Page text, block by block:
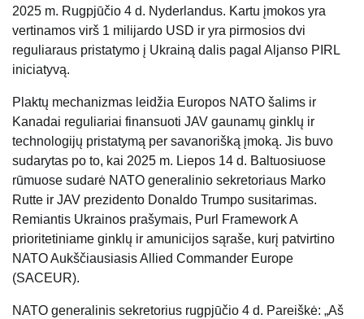
2025 m. Rugpjūčio 4 d. Nyderlandus. Kartu įmokos yra
vertinamos virš 1 milijardo USD ir yra pirmosios dvi
reguliaraus pristatymo į Ukrainą dalis pagal Aljanso PIRL
iniciatyvą.
Plaktų mechanizmas leidžia Europos NATO šalims ir
Kanadai reguliariai finansuoti JAV gaunamų ginklų ir
technologijų pristatymą per savanorišką įmoką. Jis buvo
sudarytas po to, kai 2025 m. Liepos 14 d. Baltuosiuose
rūmuose sudarė NATO generalinio sekretoriaus Marko
Rutte ir JAV prezidento Donaldo Trumpo susitarimas.
Remiantis Ukrainos prašymais, Purl Framework A
prioritetiniame ginklų ir amunicijos sąraše, kurį patvirtino
NATO Aukščiausiasis Allied Commander Europe
(SACEUR).
NATO generalinis sekretorius rugpjūčio 4 d. Pareiškė: „Aš